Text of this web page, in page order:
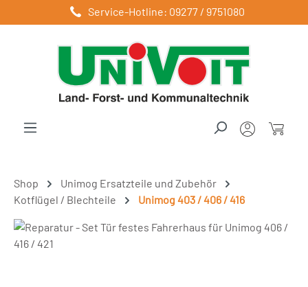
Zum Hauptinhalt springenService-Hotline: 09277 / 9751080
Shop
Unimog Ersatzteile und Zubehör
Kotflügel / Blechteile
Unimog 403 / 406 / 416
Bildergalerie überspringen